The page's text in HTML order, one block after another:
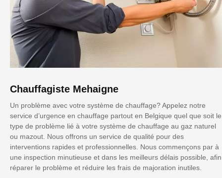
Chauffagiste Mehaigne
Un problème avec votre système de chauffage? Appelez notre
service d’urgence en chauffage partout en Belgique quel que soit le
type de problème lié à votre système de chauffage au gaz naturel
ou mazout. Nous offrons un service de qualité pour des
interventions rapides et professionnelles. Nous commençons par à
une inspection minutieuse et dans les meilleurs délais possible, afin
réparer le problème et réduire les frais de majoration inutiles.